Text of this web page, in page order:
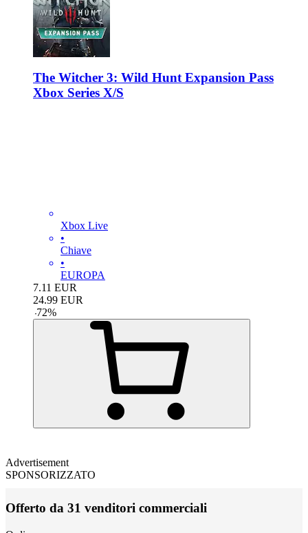
The Witcher 3: Wild Hunt Expansion Pass
Xbox Series X/S
Xbox Live
•
Chiave
•
EUROPA
7.11 EUR
24.99 EUR
-72%
Advertisement
SPONSORIZZATO
Offerto da 31 venditori commerciali